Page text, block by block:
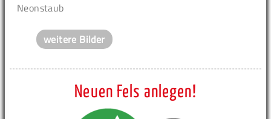
Neonstaub
weitere Bilder
Neuen Fels anlegen!